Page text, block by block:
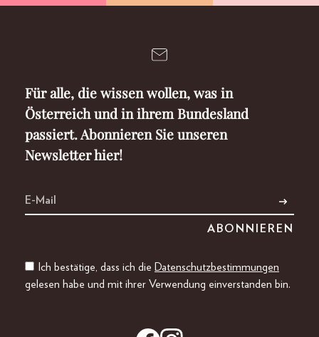
Für alle, die wissen wollen, was in
Österreich und in ihrem Bundesland
passiert. Abonnieren Sie unseren
Newsletter hier!
Ich bestätige, dass ich die Datenschutzbestimmungen
gelesen habe und mit ihrer Verwendung einverstanden bin.